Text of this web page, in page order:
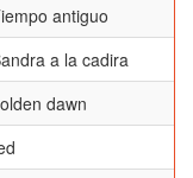
antiguo
a la cadira
dawn